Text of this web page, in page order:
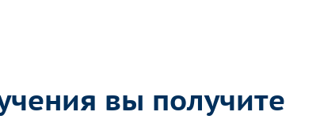
вы получите